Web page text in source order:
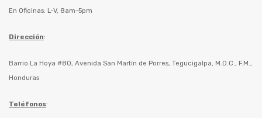
En Oficinas: L-V, 8am-5pm
Dirección:
Barrio La Hoya #80, Avenida San Martín de Porres, Tegucigalpa, M.D.C., F.M.,
Honduras
Teléfonos: